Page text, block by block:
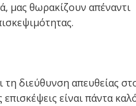
μας θωρακίζουν απέναντι
διεύθυνση απευθείας
είναι πάντα